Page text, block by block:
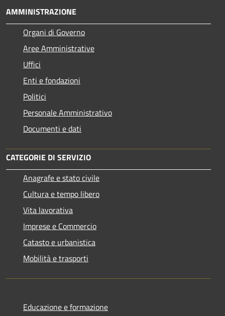
AMMINISTRAZIONE
Organi di Governo
Aree Amministrative
Uffici
Enti e fondazioni
Politici
Personale Amministrativo
Documenti e dati
CATEGORIE DI SERVIZIO
Anagrafe e stato civile
Cultura e tempo libero
Vita lavorativa
Imprese e Commercio
Catasto e urbanistica
Mobilità e trasporti
Educazione e formazione